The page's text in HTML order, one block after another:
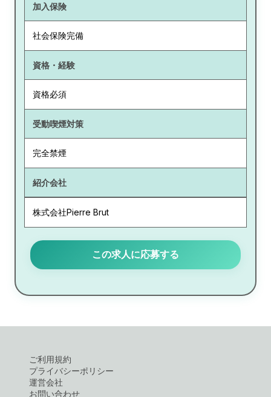
加入保険
社会保険完備
資格・経験
資格必須
受動喫煙対策
完全禁煙
紹介会社
株式会社Pierre Brut
この求人に応募する
ご利用規約
プライバシーポリシー
運営会社
お問い合わせ